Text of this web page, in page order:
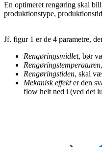
En optimeret rengøring skal
produktionstype,
Jf. figur 1 er de 4 parametre,
Rengøringsmidlet, bør
Rengøringstemperaturen
Rengøringstiden, skal
Mekanisk effekter den
flow helt ned i (ved det